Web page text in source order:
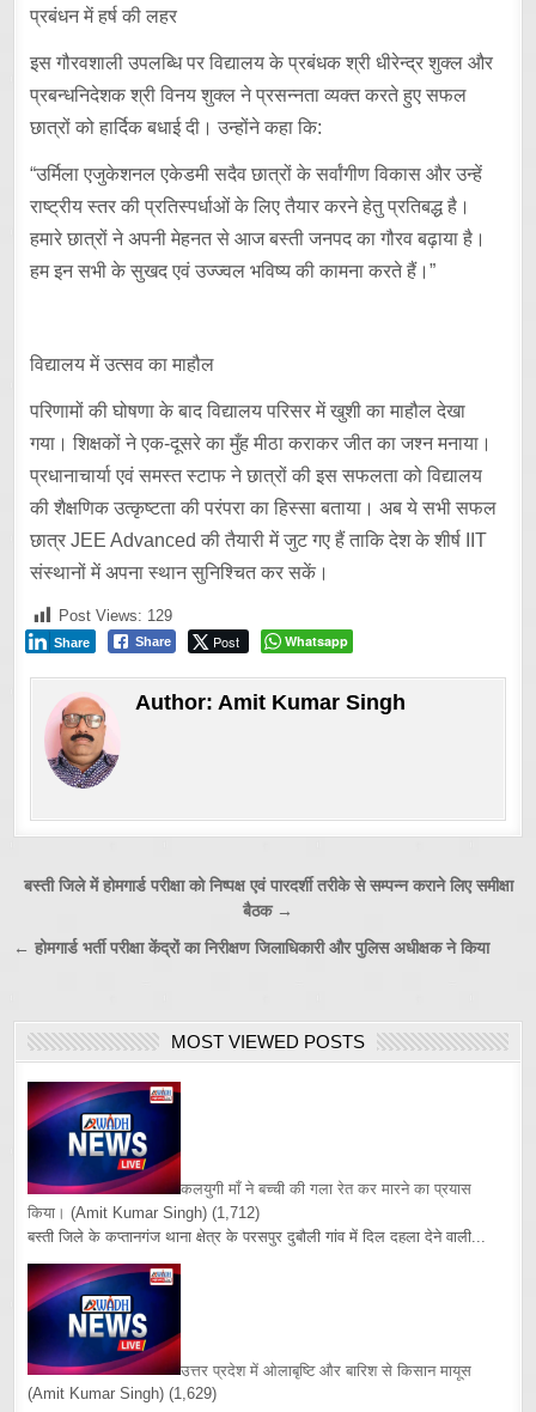
प्रबंधन में हर्ष की लहर
इस गौरवशाली उपलब्धि पर विद्यालय के प्रबंधक श्री धीरेन्द्र शुक्ल और
प्रबन्धनिदेशक श्री विनय शुक्ल ने प्रसन्नता व्यक्त करते हुए सफल
छात्रों को हार्दिक बधाई दी। उन्होंने कहा कि:
“उर्मिला एजुकेशनल एकेडमी सदैव छात्रों के सर्वांगीण विकास और उन्हें
राष्ट्रीय स्तर की प्रतिस्पर्धाओं के लिए तैयार करने हेतु प्रतिबद्ध है।
हमारे छात्रों ने अपनी मेहनत से आज बस्ती जनपद का गौरव बढ़ाया है।
हम इन सभी के सुखद एवं उज्ज्वल भविष्य की कामना करते हैं।”
विद्यालय में उत्सव का माहौल
परिणामों की घोषणा के बाद विद्यालय परिसर में खुशी का माहौल देखा
गया। शिक्षकों ने एक-दूसरे का मुँह मीठा कराकर जीत का जश्न मनाया।
प्रधानाचार्या एवं समस्त स्टाफ ने छात्रों की इस सफलता को विद्यालय
की शैक्षणिक उत्कृष्टता की परंपरा का हिस्सा बताया। अब ये सभी सफल
छात्र JEE Advanced की तैयारी में जुट गए हैं ताकि देश के शीर्ष IIT
संस्थानों में अपना स्थान सुनिश्चित कर सकें।
Post Views: 129
Share Post
Share Whatsapp
Author:Amit Kumar Singh
Post
navigation
बस्ती जिले में होमगार्ड परीक्षा को निष्पक्ष एवं पारदर्शी तरीके से सम्पन्न कराने लिए समीक्षा
बैठक →
← होमगार्ड भर्ती परीक्षा केंद्रों का निरीक्षण जिलाधिकारी और पुलिस अधीक्षक ने किया
MOST VIEWED POSTS
कलयुगी माँ ने बच्ची की गला रेत कर मारने का प्रयास
किया। (Amit Kumar Singh) (1,712)
बस्ती जिले के कप्तानगंज थाना क्षेत्र के परसपुर दुबौली गांव में दिल दहला देने वाली...
उत्तर प्रदेश में ओलाबृष्टि और बारिश से किसान मायूस
(Amit Kumar Singh) (1,629)